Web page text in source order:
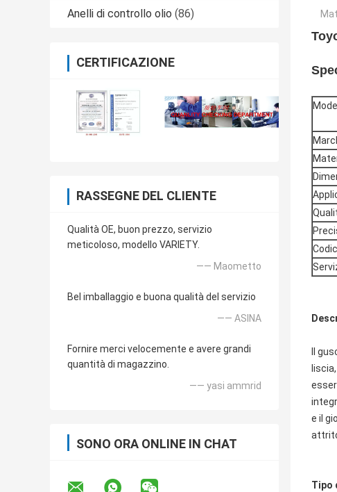
Anelli di controllo olio (86)
CERTIFICAZIONE
RASSEGNE DEL CLIENTE
Qualità OE, buon prezzo, servizio
meticoloso, modello VARIETY.
—— Maometto
Bel imballaggio e buona qualità del servizio
—— ASINA
Fornire merci velocemente e avere grandi
quantità di magazzino.
—— yasi ammrid
SONO ORA ONLINE IN CHAT
Il
e il
Tipo